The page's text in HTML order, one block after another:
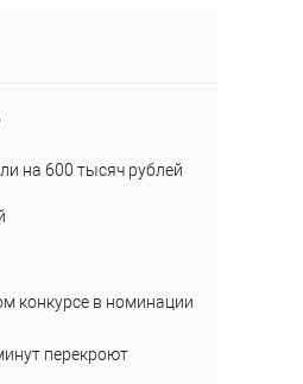
на 600 тысяч рублей
конкурсе в номинации
перекроют